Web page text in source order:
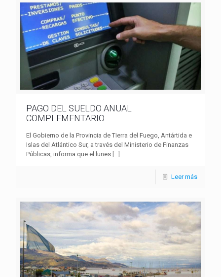
PAGO DEL SUELDO ANUAL
COMPLEMENTARIO
El Gobierno de la Provincia de Tierra del Fuego, Antártida e
Islas del Atlántico Sur, a través del Ministerio de Finanzas
Públicas, informa que el lunes […]
Leer más